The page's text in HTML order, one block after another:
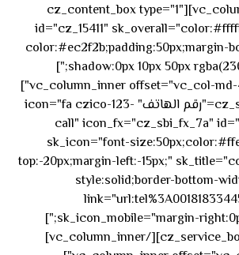
[vc_row][vc_column][cz_content_box type="1"
id="cz_15411"
color:#ec2f2b;padding:50px;margin-
shadow:0px 10px 50px rgba(236,47,43,0.3);"]
[vc_row_inner][vc_column_inner offset="vc_col-md-4"]
[cz_service_box title="رقم الهاتف" icon="fa czico-123-
call" icon_fx="cz_sbi_fx_7a"
sk_icon="font-
top:-20px;margin-left:-15px;"
style:solid;border-bottom-
sk_icon_mobile="margin-
[/cz_service_box][/vc_column_inner]